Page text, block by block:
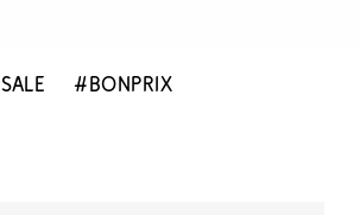
SALE #BONPRIX